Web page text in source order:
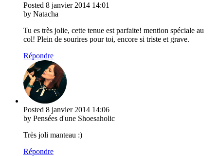
Posted 8 janvier 2014 14:01
by Natacha
Tu es très jolie, cette tenue est parfaite! mention spéciale au
col! Plein de sourires pour toi, encore si triste et grave.
Répondre
Posted 8 janvier 2014 14:06
by Pensées d'une Shoesaholic
Très joli manteau :)
Répondre